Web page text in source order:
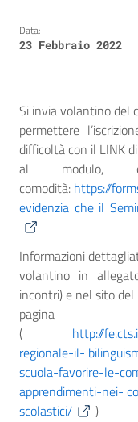
Data:
23 Febbraio 2022
Si invia volantino del
permettere
difficoltà con il LINK
al modulo,
comodità: https://
evidenzia che il
Informazioni
volantino in
incontri) e nel sito del
( http://
regionale-il-
scuola-favorire-le-
apprendimenti-nei-
scolastici/
)